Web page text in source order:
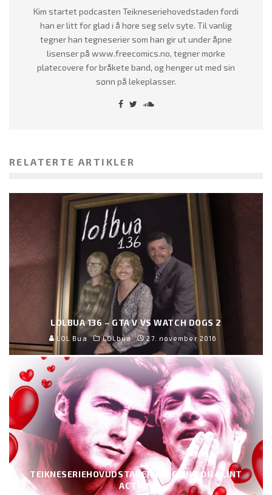
Kim startet podcasten Teikneseriehovedstaden fordi
han er litt for glad i å høre seg selv syte. Til vanlig
tegner han tegneserier som han gir ut under åpne
lisenser på www.freecomics.no, tegner mørke
platecovere for bråkete band, og henger ut med sin
sønn på lekeplasser.
RELATERTE ARTIKLER
LOLBUA 136 – GTA V VS WATCH DOGS 2
LOL Bua LOLbua 27. november 2016
TEIKNESERIEHOVUDSTADEN 62: CLINT ON CLINT
ACTION